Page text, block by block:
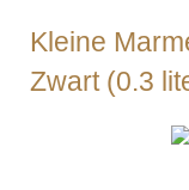
Kleine
Zwart (0.3